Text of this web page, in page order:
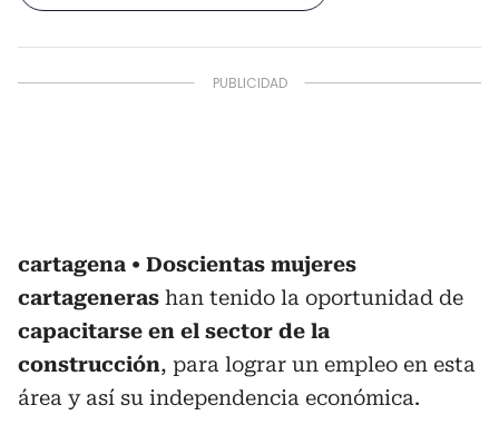
cartagena
Doscientas mujeres
cartageneras han tenido la oportunidad de
capacitarse en el sector de la
construcción, para lograr un empleo en esta
área y así su independencia económica.